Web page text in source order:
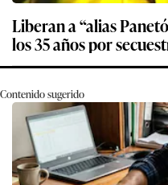
Liberan a “alias
los 35 años por
Contenido sugerido